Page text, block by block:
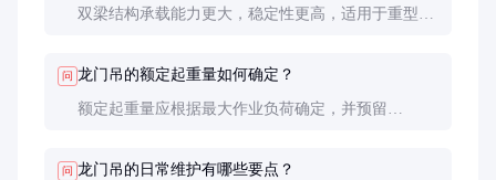
双梁结构承载能力更大，稳定性更高，适用于重型作
问 龙门吊的额定起重量如何确定？
额定起重量应根据最大作业负荷确定，并预留
问 龙门吊的日常维护有哪些要点？